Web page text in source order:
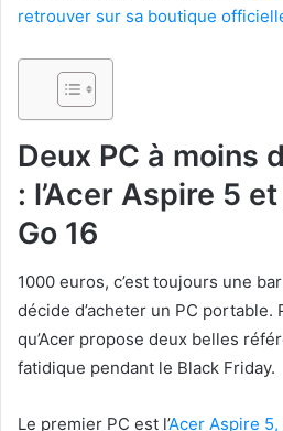
retrouver sur sa boutique
Deux PC à moins
: l’Acer Aspire 5
Go 16
1000 euros, c’est toujours une
décide d’acheter un PC portable.
qu’Acer propose deux belles
fatidique pendant le Black Friday.
Le premier PC est l’Acer Aspire 5,